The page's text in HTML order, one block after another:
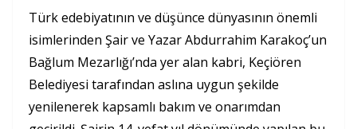
Türk edebiyatının ve düşünce dünyasının önemli
isimlerinden Şair ve Yazar Abdurrahim Karakoç’un
Bağlum Mezarlığı’nda yer alan kabri, Keçiören
Belediyesi tarafından aslına uygun şekilde
yenilenerek kapsamlı bakım ve onarımdan